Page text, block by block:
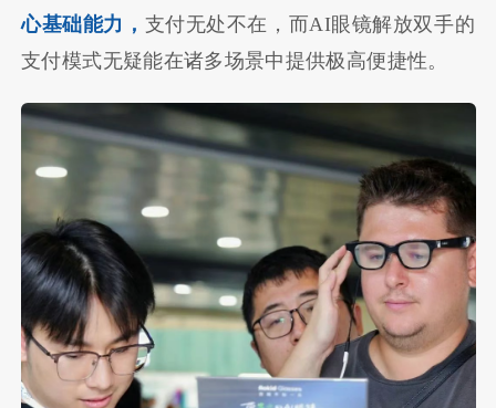
心基础能力， 支付无处不在，而AI眼镜解放双手的
支付模式无疑能在诸多场景中提供极高便捷性。